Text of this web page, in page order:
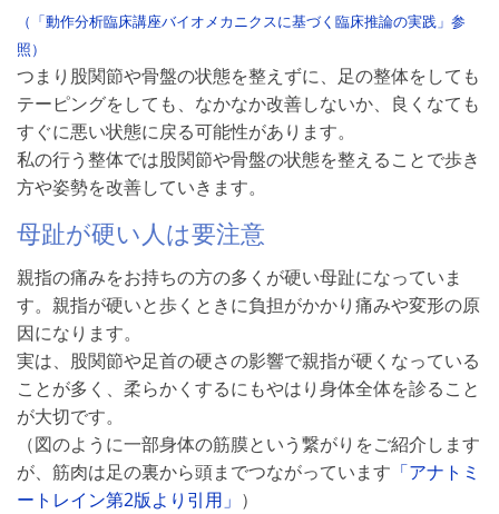
（「動作分析臨床講座バイオメカニクスに基づく臨床推論の実践」参
照）
つまり股関節や骨盤の状態を整えずに、足の整体をしても
テーピングをしても、なかなか改善しないか、良くなても
すぐに悪い状態に戻る可能性があります。
私の行う整体では股関節や骨盤の状態を整えることで歩き
方や姿勢を改善していきます。
母趾が硬い人は要注意
親指の痛みをお持ちの方の多くが硬い母趾になっていま
す。親指が硬いと歩くときに負担がかかり痛みや変形の原
因になります。
実は、股関節や足首の硬さの影響で親指が硬くなっている
ことが多く、柔らかくするにもやはり身体全体を診ること
が大切です。
（図のように一部身体の筋膜という繋がりをご紹介します
が、筋肉は足の裏から頭までつながっています 「アナトミ
ートレイン第2版より引用」 ）